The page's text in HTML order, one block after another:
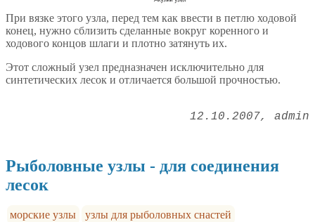
При вязке этого узла, перед тем как ввести в петлю ходовой
конец, нужно сблизить сделанные вокруг коренного и
ходового концов шлаги и плотно затянуть их.
Этот сложный узел предназначен исключительно для
синтетических лесок и отличается большой прочностью.
12.10.2007 admin
Рыболовные узлы - для соединения
лесок
морские узлы
узлы для рыболовных снастей